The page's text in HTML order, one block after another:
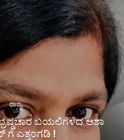
ರಾಜ್ಯ
ಬಯಲಿಗೆಳೆದ ಆಶಾ
ಗೆ ಎತ್ತಂಗಡಿ !